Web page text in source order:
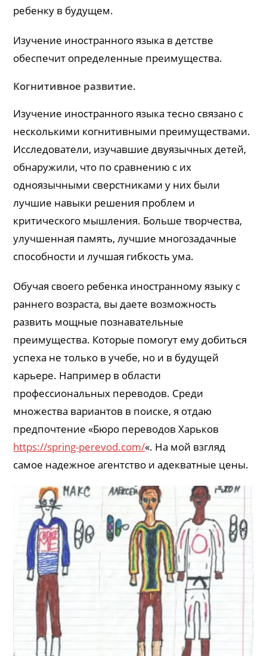
ребенку в будущем.
Изучение иностранного языка в детстве
обеспечит определенные преимущества.
Когнитивное развитие.
Изучение иностранного языка тесно связано с
несколькими когнитивными преимуществами.
Исследователи, изучавшие двуязычных детей,
обнаружили, что по сравнению с их
одноязычными сверстниками у них были
лучшие навыки решения проблем и
критического мышления. Больше творчества,
улучшенная память, лучшие многозадачные
способности и лучшая гибкость ума.
Обучая своего ребенка иностранному языку с
раннего возраста, вы даете возможность
развить мощные познавательные
преимущества. Которые помогут ему добиться
успеха не только в учебе, но и в будущей
карьере. Например в области
профессиональных переводов. Среди
множества вариантов в поиске, я отдаю
предпочтение «Бюро переводов Харьков
https://spring-perevod.com/«. На мой взгляд
самое надежное агентство и адекватные цены.